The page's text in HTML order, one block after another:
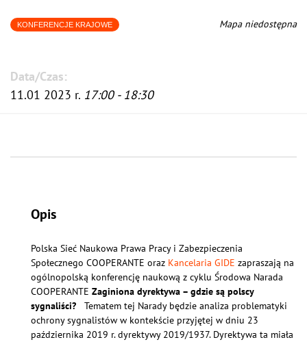
Mapa niedostępna
KONFERENCJE KRAJOWE
Data/Czas:
11.01 2023 r. 17:00 - 18:30
Opis
Polska Sieć Naukowa Prawa Pracy i Zabezpieczenia
Społecznego COOPERANTE oraz Kancelaria GIDE zapraszają na
ogólnopolską konferencję naukową z cyklu Środowa Narada
COOPERANTE Zaginiona dyrektywa – gdzie są polscy
sygnaliści? Tematem tej Narady będzie analiza problematyki
ochrony sygnalistów w kontekście przyjętej w dniu 23
października 2019 r. dyrektywy 2019/1937. Dyrektywa ta miała